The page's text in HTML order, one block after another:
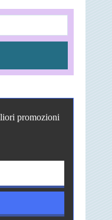
promozioni